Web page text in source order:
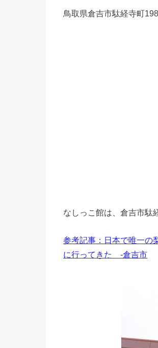
鳥取県倉吉市駄経寺町
なしっこ館は、倉吉市駄
参考記事：日本で唯一の
に行ってきた -倉吉市